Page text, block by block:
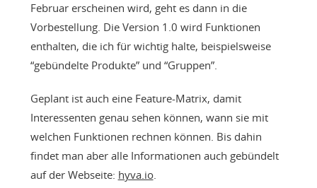
Februar erscheinen wird, geht es dann in die
Vorbestellung. Die Version 1.0 wird Funktionen
enthalten, die ich für wichtig halte, beispielsweise
“gebündelte Produkte” und “Gruppen”.
Geplant ist auch eine Feature-Matrix, damit
Interessenten genau sehen können, wann sie mit
welchen Funktionen rechnen können. Bis dahin
findet man aber alle Informationen auch gebündelt
auf der Webseite: hyva.io.